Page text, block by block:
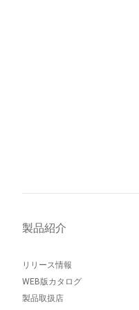
製品紹介
リリース情報
WEB版カタログ
製品取扱店